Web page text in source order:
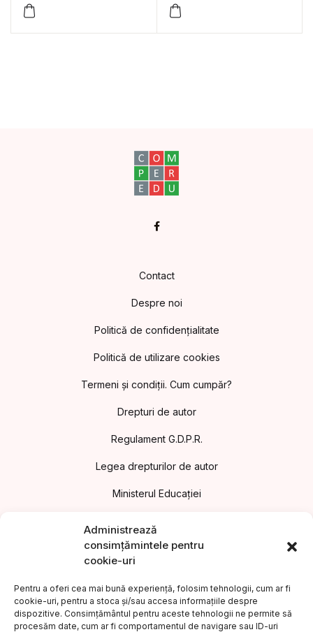
Administrează
consimțămintele pentru
cookie-uri
Pentru a oferi cea mai bună experiență, folosim tehnologii, cum ar fi
cookie-uri, pentru a stoca și/sau accesa informațiile despre
dispozitive. Consimțământul pentru aceste tehnologii ne permite să
procesăm date, cum ar fi comportamentul de navigare sau ID-uri
în limba română.
Facebook
Contact
Despre noi
Politică de confidențialitate
Politică de utilizare cookies
Termeni și condiții. Cum cumpăr?
Drepturi de autor
Regulament G.D.P.R.
Legea drepturilor de autor
Ministerul Educației
Uniunea Editorilor din România
Institutul Cultural Român
Legea nr.186/2003 privind promovarea culturii scrise